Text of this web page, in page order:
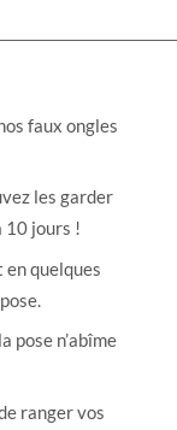
faux ongles
les garder
10 jours !
en quelques
pose n’abîme
ranger vos